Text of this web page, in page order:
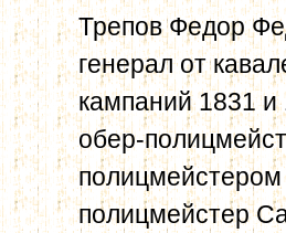
Трепов Федор
генерал от
кампаний 1831 и
обер-
полицмейстер